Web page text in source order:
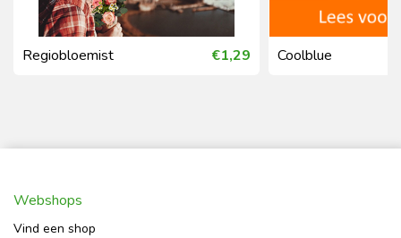
Regiobloemist €1,29 Coolblue
Webshops
Vind een shop